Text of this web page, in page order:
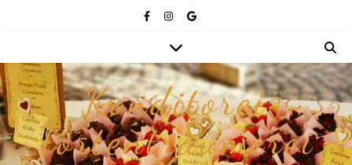
Konditorei
Tortenträumerei